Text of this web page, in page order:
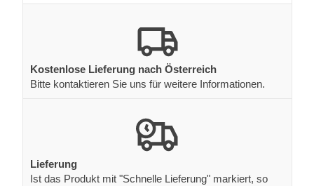
Kostenlose Lieferung nach Österreich
Bitte kontaktieren Sie uns für weitere Informationen.
Lieferung
Ist das Produkt mit "Schnelle Lieferung" markiert, so